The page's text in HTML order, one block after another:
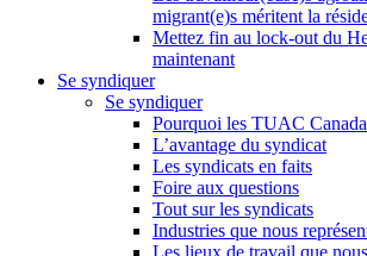
migrant(e)s méritent la
Mettez fin au lock-out du
maintenant
Se syndiquer
Se syndiquer
Pourquoi les TUAC
L’avantage du syndicat
Les syndicats en faits
Foire aux questions
Tout sur les syndicats
Industries que nous
Les lieux de travail que